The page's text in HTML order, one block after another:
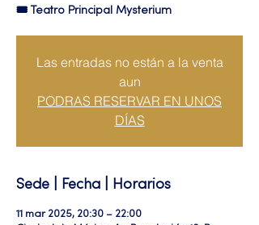
🎟 Teatro Principal Mysterium
Las entradas no están a la venta
aun
PODRAS RESERVAR EN UNOS
DÍAS
Sede | Fecha | Horarios
11 mar 2025, 20:30 – 22:00